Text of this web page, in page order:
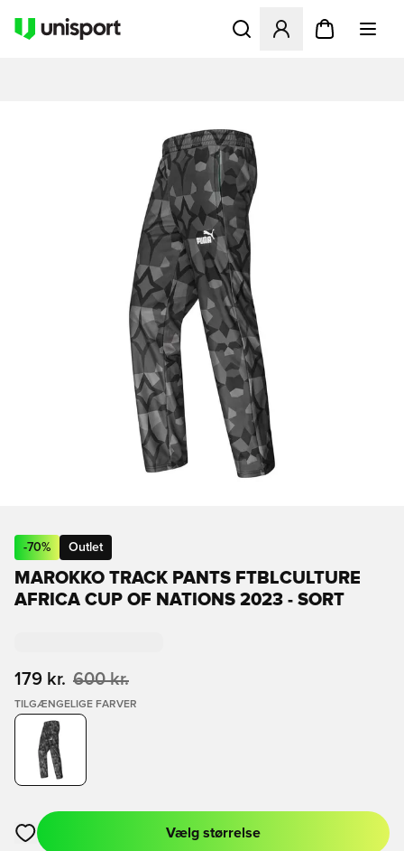
Åbner en Modal til at
-70% Outlet
MAROKKO TRACK PANTS FTBLCULTURE
AFRICA CUP OF NATIONS 2023 - SORT
179 kr. 600 kr.
TILGÆNGELIGE FARVER
Åbner en Modal til at logge ind eller tilmelde dig som medlem
Vælg størrelse